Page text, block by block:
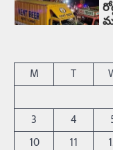
M
T
3
4
10
11